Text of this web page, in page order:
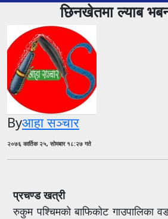
छिनखेतमा ल्याब भबन
Byआहा सञ्चार
२०७६ कार्तिक २५, सोमबार १८:२७ गते
प्रचण्ड खत्री
रुकुम पश्चिमको बाफिकोट गाउपालिका